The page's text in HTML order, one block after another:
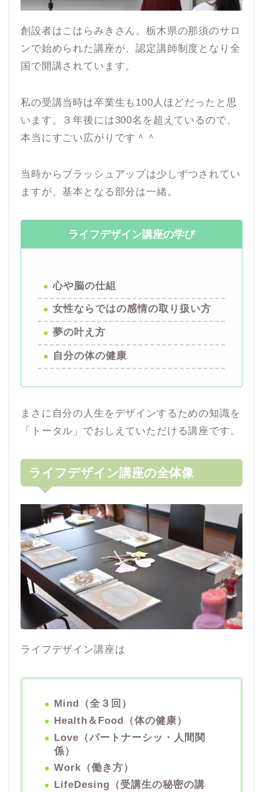
創設者はこはらみきさん。栃木県の那須のサロ
ンで始められた講座が、認定講師制度となり全
国で開講されています。
私の受講当時は卒業生も100人ほどだったと思
います。３年後には300名を超えているので、
本当にすごい広がりです＾＾
当時からブラッシュアップは少しずつされてい
ますが、基本となる部分は一緒。
ライフデザイン講座の学び
心や脳の仕組
女性ならではの感情の取り扱い方
夢の叶え方
自分の体の健康
まさに自分の人生をデザインするための知識を
「トータル」でおしえていただける講座です。
ライフデザイン講座の全体像
ライフデザイン講座は
Mind（全３回）
Health＆Food（体の健康）
Love（パートナーシッ・人間関
係）
Work（働き方）
LifeDesing（受講生の秘密の講